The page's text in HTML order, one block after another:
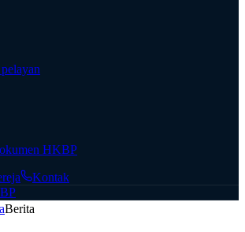
HKBP
Kontak
Berita